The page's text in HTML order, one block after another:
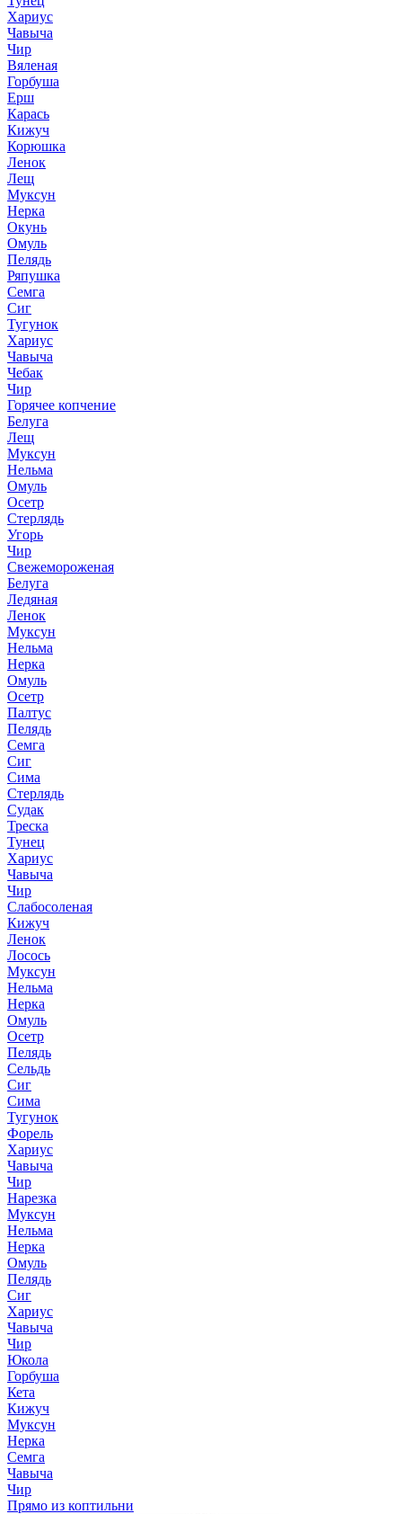
Хариус
Чавыча
Чир
Вяленая
Горбуша
Ерш
Карась
Кижуч
Корюшка
Ленок
Лещ
Муксун
Нерка
Окунь
Омуль
Пелядь
Ряпушка
Семга
Сиг
Тугунок
Хариус
Чавыча
Чебак
Чир
Горячее копчение
Белуга
Лещ
Муксун
Нельма
Омуль
Осетр
Стерлядь
Угорь
Чир
Свежемороженая
Белуга
Ледяная
Ленок
Муксун
Нельма
Нерка
Омуль
Осетр
Палтус
Пелядь
Семга
Сиг
Сима
Стерлядь
Судак
Треска
Тунец
Хариус
Чавыча
Чир
Слабосоленая
Кижуч
Ленок
Лосось
Муксун
Нельма
Нерка
Омуль
Осетр
Пелядь
Сельдь
Сиг
Сима
Тугунок
Форель
Хариус
Чавыча
Чир
Нарезка
Муксун
Нельма
Нерка
Омуль
Пелядь
Сиг
Хариус
Чавыча
Чир
Юкола
Горбуша
Кета
Кижуч
Муксун
Нерка
Семга
Чавыча
Чир
Прямо из коптильни